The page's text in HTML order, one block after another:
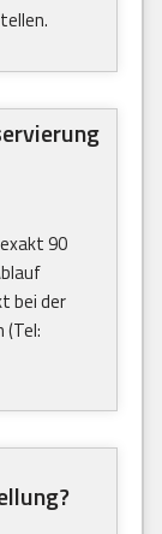
90
bei der
(Tel: